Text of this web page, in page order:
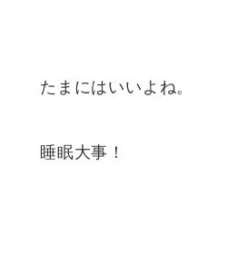
たまにはいいよね。
睡眠大事！